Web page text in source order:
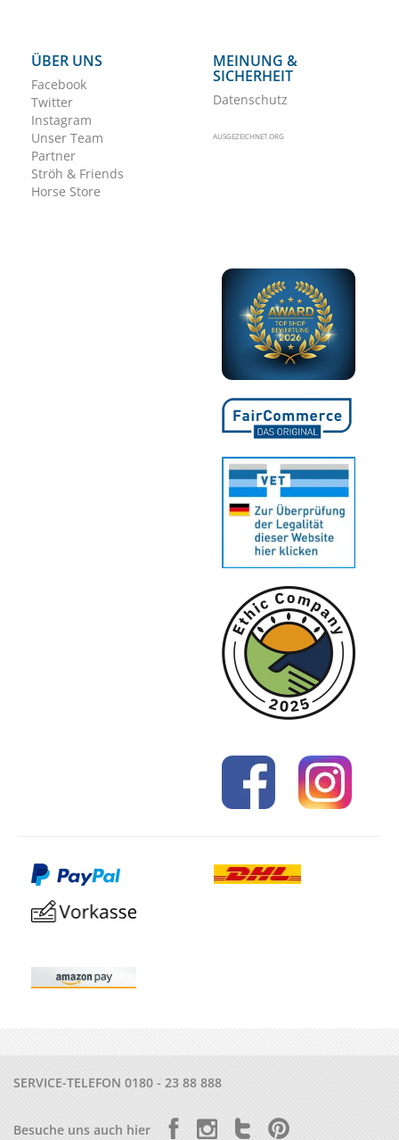
ÜBER UNS
Facebook
Twitter
Instagram
Unser Team
Partner
Ströh & Friends
Horse Store
MEINUNG &
SICHERHEIT
Datenschutz
AUSGEZEICHNET.ORG
SERVICE-TELEFON 0180 - 23 88 888
Besuche uns auch hier